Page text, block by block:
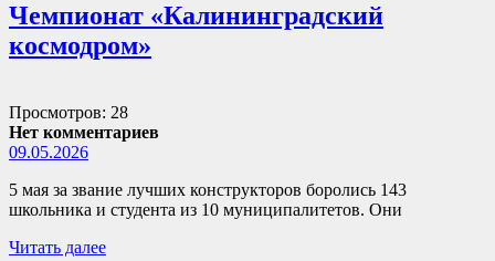
Чемпионат «Калининградский
космодром»
Просмотров: 28
Нет комментариев
09.05.2026
5 мая за звание лучших конструкторов боролись 143
школьника и студента из 10 муниципалитетов. Они
Читать далее